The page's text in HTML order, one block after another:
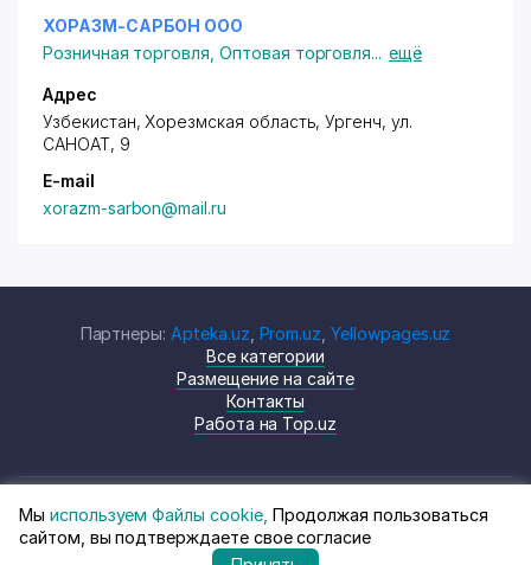
ХОРАЗМ-САРБОН ООО
Розничная торговля ,Оптовая торговля... ещё
Адрес
Узбекистан, Хорезмская область, Ургенч, ул.
САНОАТ, 9
E-mail
xorazm-sarbon@mail.ru
Партнеры: Apteka.uz Prom.uz ,Yellowpages.uz
Все категории
Размещение на сайте
Контакты
Работа на Top.uz
© Top.uz, 2024 Каталог компаний
Узбекистана
Политика
конфиденциальности
Мы используем Файлы cookie, Продолжая пользоваться
сайтом, вы подтверждаете свое согласие